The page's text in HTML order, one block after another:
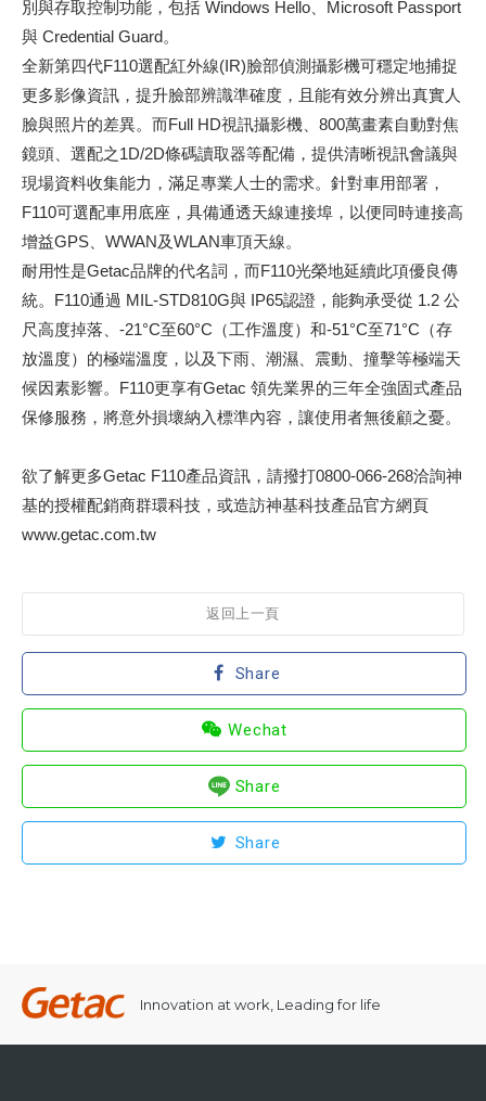
別與存取控制功能，包括 Windows Hello、Microsoft Passport
與 Credential Guard。
全新第四代F110選配紅外線(IR)臉部偵測攝影機可穩定地捕捉
更多影像資訊，提升臉部辨識準確度，且能有效分辨出真實人
臉與照片的差異。而Full HD視訊攝影機、800萬畫素自動對焦
鏡頭、選配之1D/2D條碼讀取器等配備，提供清晰視訊會議與
現場資料收集能力，滿足專業人士的需求。針對車用部署，
F110可選配車用底座，具備通透天線連接埠，以便同時連接高
增益GPS、WWAN及WLAN車頂天線。
耐用性是Getac品牌的代名詞，而F110光榮地延續此項優良傳
統。F110通過 MIL-STD810G與 IP65認證，能夠承受從 1.2 公
尺高度掉落、-21°C至60°C（工作溫度）和-51°C至71°C（存
放溫度）的極端溫度，以及下雨、潮濕、震動、撞擊等極端天
候因素影響。F110更享有Getac 領先業界的三年全強固式產品
保修服務，將意外損壞納入標準內容，讓使用者無後顧之憂。
欲了解更多Getac F110產品資訊，請撥打0800-066-268洽詢神
基的授權配銷商群環科技，或造訪神基科技產品官方網頁
www.getac.com.tw
返回上一頁
Share
Wechat
Share
Share
Innovation at work, Leading for life